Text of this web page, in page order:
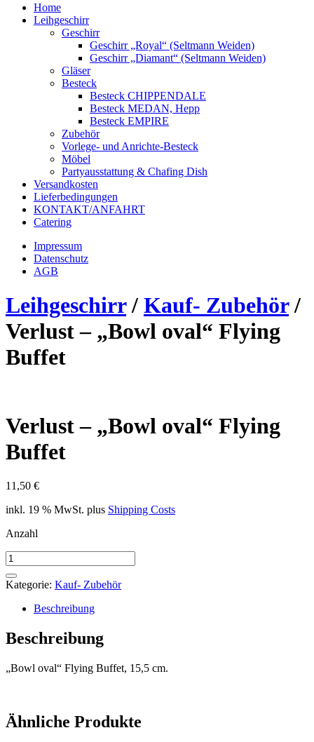
Home
Leihgeschirr
Geschirr
Geschirr „Royal“ (Seltmann Weiden)
Geschirr „Diamant“ (Seltmann Weiden)
Gläser
Besteck
Besteck CHIPPENDALE
Besteck MEDAN, Hepp
Besteck EMPIRE
Zubehör
Vorlege- und Anrichte-Besteck
Möbel
Partyausstattung & Chafing Dish
Versandkosten
Lieferbedingungen
KONTAKT/ANFAHRT
Catering
Impressum
Datenschutz
AGB
Leihgeschirr / Kauf- Zubehör /
Verlust – „Bowl oval“ Flying
Buffet
Verlust – „Bowl oval“ Flying
Buffet
11,50 €
inkl. 19 % MwSt. plus Shipping Costs
Anzahl
Verlust
-
"Bowl
oval"
Flying
Menge
Kategorie: Kauf- Zubehör
Beschreibung
Beschreibung
„Bowl oval“ Flying Buffet, 15,5 cm.
Ähnliche Produkte